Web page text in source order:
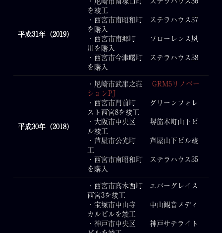
平成31年（2019）
を竣工
・西宮市南昭和町 ステラハウス37
を購入
・西宮市南郷町 フローレンス夙
川を購入
・西宮市今津曙町 ステラハウス38
を購入
平成30年（2018）
・尼崎市武庫之荘 GRM5リノベー
ションPJ
・西宮市門前町 グリーンフォレ
スト西宮8を竣工
・大阪市中央区 堺筋本町山下ビ
ル竣工
・芦屋市公光町 芦屋山下ビル竣
工
・西宮市南昭和町 ステラハウス35
を購入
・西宮市高木西町 エバーグレイス
西宮3を竣工
・宝塚市中山寺 中山観音メディ
カルビルを竣工
・神戸市中央区 神戸サテライト